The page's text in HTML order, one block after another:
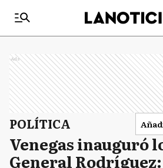
Ads
POLÍTICA
Venegas inauguró
General